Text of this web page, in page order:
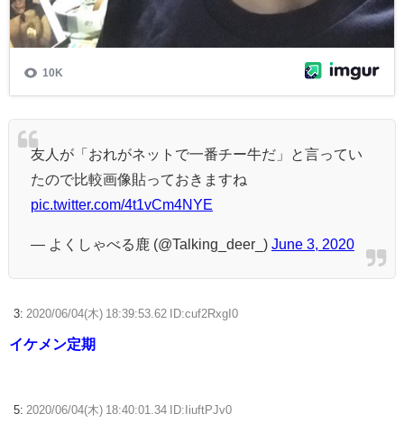
友人が「おれがネットで一番チー牛だ」と言ってい
たので比較画像貼っておきますね
pic.twitter.com/4t1vCm4NYE
— よくしゃべる鹿 (@Talking_deer_) June 3, 2020
3: 2020/06/04(木) 18:39:53.62 ID:cuf2RxgI0
イケメン定期
5: 2020/06/04(木) 18:40:01.34 ID:IiuftPJv0